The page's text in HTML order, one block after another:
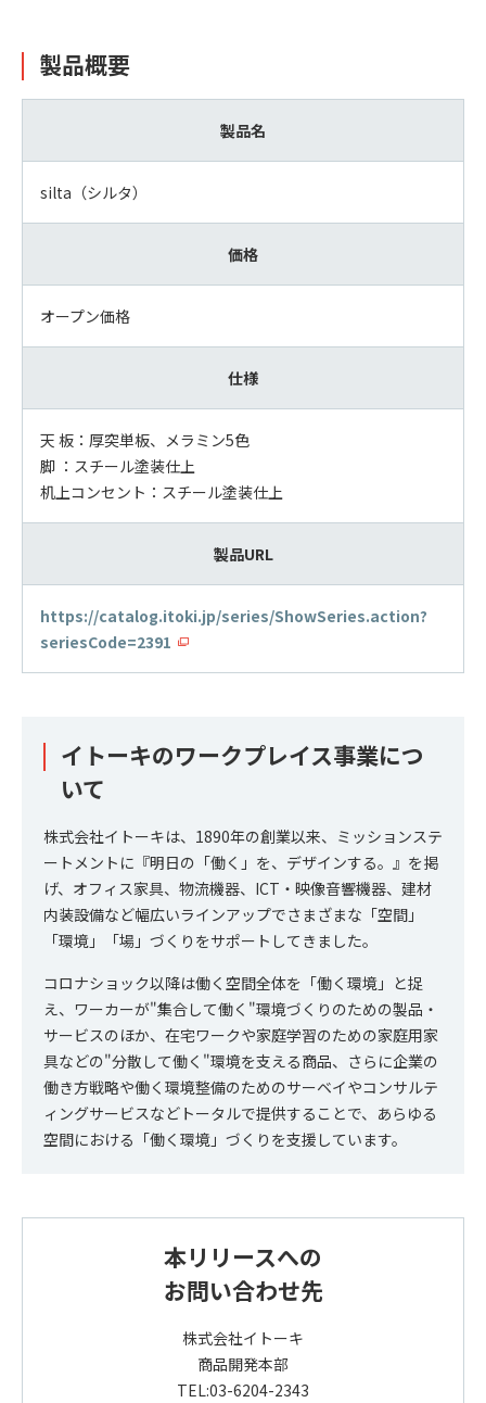
製品概要
製品名
silta（シルタ）
価格
オープン価格
仕様
天 板：厚突単板、メラミン5色
脚 ：スチール塗装仕上
机上コンセント：スチール塗装仕上
製品URL
https://catalog.itoki.jp/series/ShowSeries.action?
seriesCode=2391
イトーキのワークプレイス事業につ
いて
株式会社イトーキは、1890年の創業以来、ミッションステ
ートメントに『明日の「働く」を、デザインする。』を掲
げ、オフィス家具、物流機器、ICT・映像音響機器、建材
内装設備など幅広いラインアップでさまざまな「空間」
「環境」「場」づくりをサポートしてきました。
コロナショック以降は働く空間全体を「働く環境」と捉
え、ワーカーが"集合して働く"環境づくりのための製品・
サービスのほか、在宅ワークや家庭学習のための家庭用家
具などの"分散して働く"環境を支える商品、さらに企業の
働き方戦略や働く環境整備のためのサーベイやコンサルテ
ィングサービスなどトータルで提供することで、あらゆる
空間における「働く環境」づくりを支援しています。
本リリースへの
お問い合わせ先
株式会社イトーキ
商品開発本部
TEL:03-6204-2343